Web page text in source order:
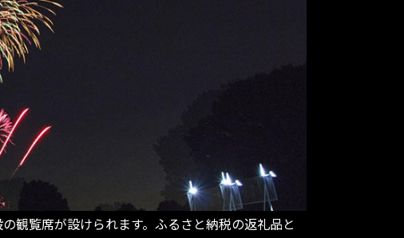
観覧席が設けられます。ふるさと納税の返礼品と